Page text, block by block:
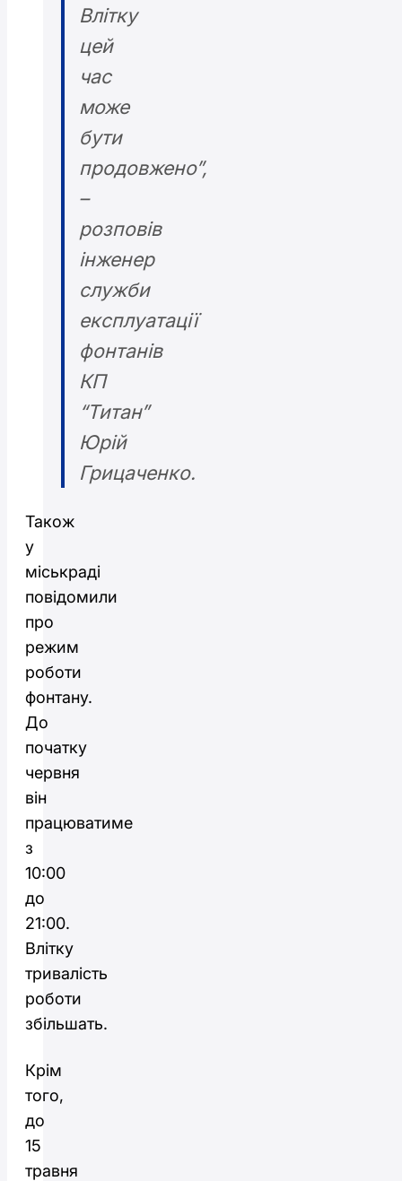
Влітку
цей
час
може
бути
продовжено”,
–
розповів
інженер
служби
експлуатації
фонтанів
КП
“Титан”
Юрій
Грицаченко.
Також
у
міськраді
повідомили
про
режим
роботи
фонтану.
До
початку
червня
він
працюватиме
з
10:00
до
21:00.
Влітку
тривалість
роботи
збільшать.
Крім
того,
до
15
травня